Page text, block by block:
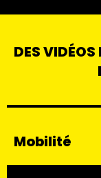
DES
Mobilité